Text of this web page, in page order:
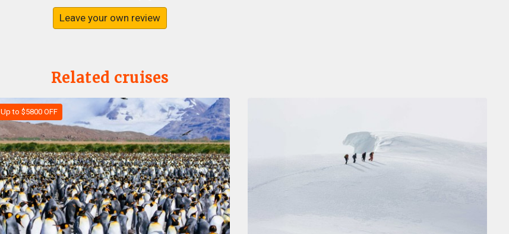
Leave your own review
Related cruises
Up to $5800 OFF